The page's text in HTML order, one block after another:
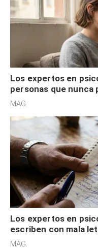
Los expertos en
personas que nunca
redes sociales no
MAG.
Los expertos en
escriben con mala
acelerado y no lo
MAG.